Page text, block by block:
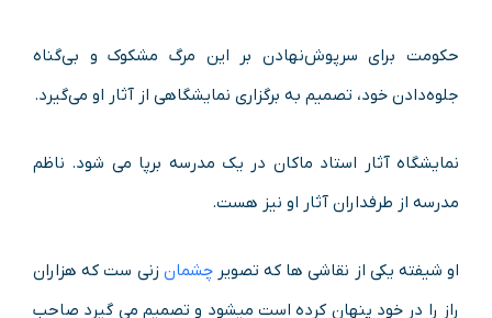
حکومت برای سرپوش‌نهادن بر این مرگ مشکوک و بی‌گناه
جلوه‌دادن خود، تصمیم به برگزاری نمایشگاهی از آثار او می‌گیرد.
نمایشگاه آثار استاد ماکان در یک مدرسه برپا می شود. ناظم
مدرسه از طرفداران آثار او نیز هست.
او شیفته یکی از نقاشی ها که تصویرچشمان زنی ست که هزاران
راز را در خود پنهان کرده است میشود و تصمیم می گیرد صاحب